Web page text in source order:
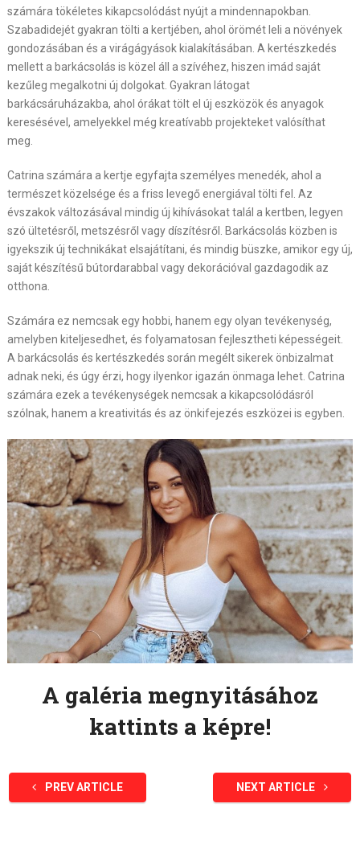
számára tökéletes kikapcsolódást nyújt a mindennapokban.
Szabadidejét gyakran tölti a kertjében, ahol örömét leli a növények
gondozásában és a virágágyások kialakításában. A kertészkedés
mellett a barkácsolás is közel áll a szívéhez, hiszen imád saját
kezűleg megalkotni új dolgokat. Gyakran látogat
barkácsáruházakba, ahol órákat tölt el új eszközök és anyagok
keresésével, amelyekkel még kreatívabb projekteket valósíthat
meg.
Catrina számára a kertje egyfajta személyes menedék, ahol a
természet közelsége és a friss levegő energiával tölti fel. Az
évszakok változásával mindig új kihívásokat talál a kertben, legyen
szó ültetésről, metszésről vagy díszítésről. Barkácsolás közben is
igyekszik új technikákat elsajátítani, és mindig büszke, amikor egy új,
saját készítésű bútordarabbal vagy dekorációval gazdagodik az
otthona.
Számára ez nemcsak egy hobbi, hanem egy olyan tevékenység,
amelyben kiteljesedhet, és folyamatosan fejlesztheti képességeit.
A barkácsolás és kertészkedés során megélt sikerek önbizalmat
adnak neki, és úgy érzi, hogy ilyenkor igazán önmaga lehet. Catrina
számára ezek a tevékenységek nemcsak a kikapcsolódásról
szólnak, hanem a kreativitás és az önkifejezés eszközei is egyben.
A galéria megnyitásához
kattints a képre!
PREV ARTICLE NEXT ARTICLE